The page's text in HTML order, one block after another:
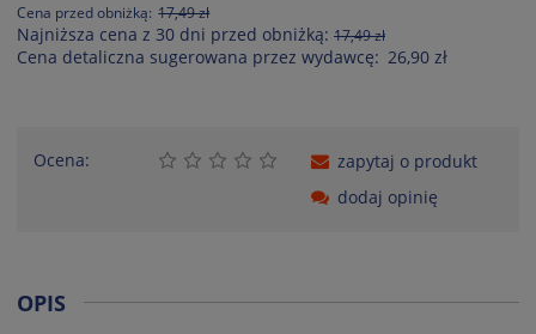
Cena przed obniżką: 17,49 zł
Najniższa cena z 30 dni przed obniżką: 17,49 zł
Cena detaliczna sugerowana przez wydawcę: 26,90 zł
Ocena:
zapytaj o produkt
dodaj opinię
OPIS